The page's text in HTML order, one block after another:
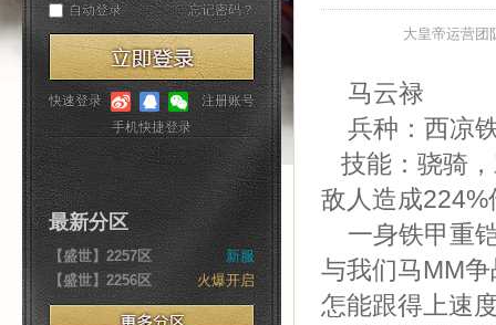
最新分区
新服
【盛世】2257区
火爆开启
【盛世】2256区
大皇帝运营
马云禄
兵种：西凉
技能：骁骑
敌人造成
一身铁甲重
与我们马MM
怎能跟得上速